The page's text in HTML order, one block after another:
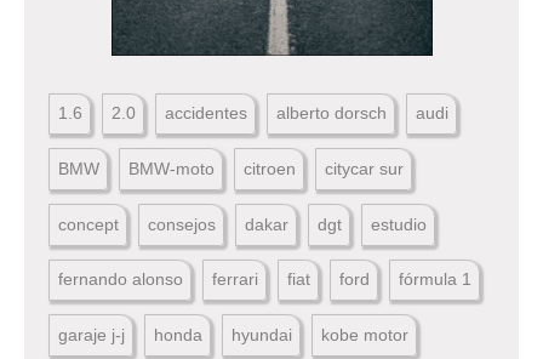
1.6 2.0 accidentes alberto dorsch audi
BMW BMW-moto citroen citycar sur
concept consejos dakar dgt estudio
fernando alonso ferrari fiat ford fórmula 1
garaje j-j honda hyundai kobe motor